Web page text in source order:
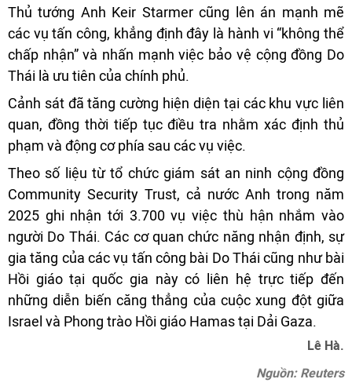
Thủ tướng Anh Keir Starmer cũng lên án mạnh mẽ
các vụ tấn công, khẳng định đây là hành vi “không thể
chấp nhận” và nhấn mạnh việc bảo vệ cộng đồng Do
Thái là ưu tiên của chính phủ.
Cảnh sát đã tăng cường hiện diện tại các khu vực liên
quan, đồng thời tiếp tục điều tra nhằm xác định thủ
phạm và động cơ phía sau các vụ việc.
Theo số liệu từ tổ chức giám sát an ninh cộng đồng
Community Security Trust, cả nước Anh trong năm
2025 ghi nhận tới 3.700 vụ việc thù hận nhắm vào
người Do Thái. Các cơ quan chức năng nhận định, sự
gia tăng của các vụ tấn công bài Do Thái cũng như bài
Hồi giáo tại quốc gia này có liên hệ trực tiếp đến
những diễn biến căng thẳng của cuộc xung đột giữa
Israel và Phong trào Hồi giáo Hamas tại Dải Gaza.
Lê Hà.
Nguồn: Reuters